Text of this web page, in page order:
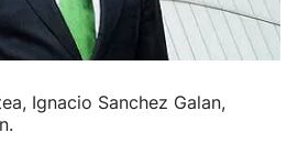
Ignacio Sanchez Galan,